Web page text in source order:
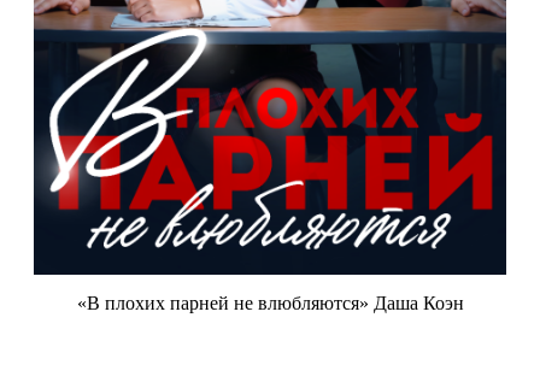
«В плохих парней не влюбляются» Даша Коэн